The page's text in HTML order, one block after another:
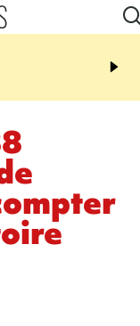
mineurs - un courrier